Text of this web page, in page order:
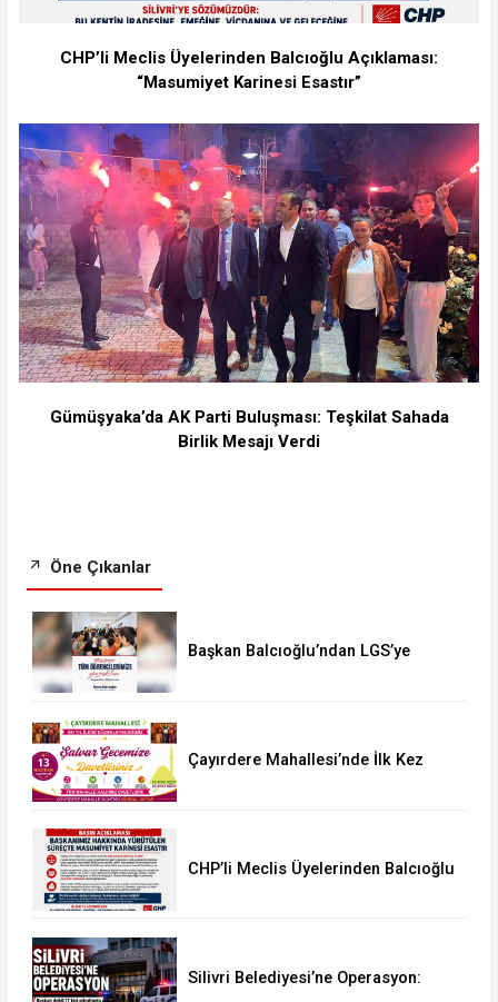
CHP’li Meclis Üyelerinden Balcıoğlu Açıklaması:
“Masumiyet Karinesi Esastır”
Gümüşyaka’da AK Parti Buluşması: Teşkilat Sahada
Birlik Mesajı Verdi
Öne Çıkanlar
Başkan Balcıoğlu’ndan LGS’ye
Çayırdere Mahallesi’nde İlk Kez
CHP’li Meclis Üyelerinden Balcıoğlu
Silivri Belediyesi’ne Operasyon: